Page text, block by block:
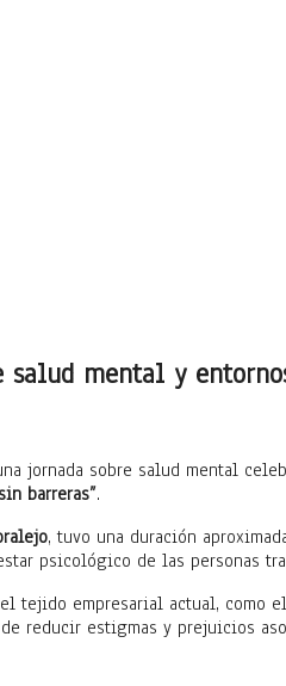
salud mental y
jornada sobre salud mental
barreras”.
, tuvo una duración
psicológico de las personas
tejido empresarial actual,
reducir estigmas y prejuicios